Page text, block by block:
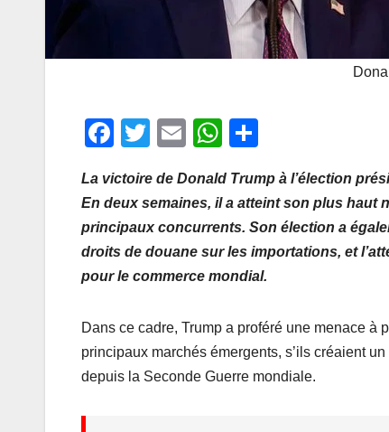
F
c
e
b
o
k
T
tt
er
E
ail
W
at
s
A
p
ta
g
er
La victoire de Donald Trump à l’élection
En deux semaines, il a atteint son plus haut
principaux concurrents. Son élection a
droits de douane sur les importations, et
pour le commerce mondial.
Dans ce cadre, Trump a proféré une menace à
principaux marchés émergents, s’ils créaient
depuis la Seconde Guerre mondiale.